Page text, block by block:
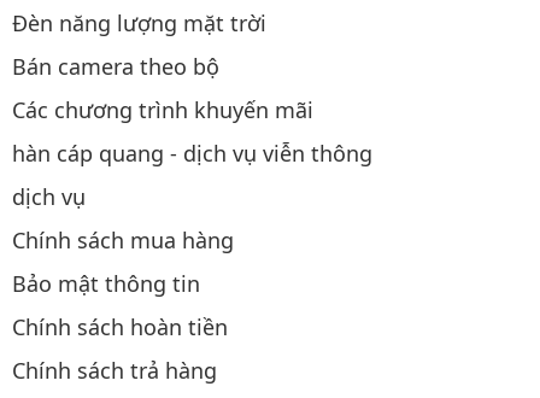
Đèn năng lượng mặt trời
Bán camera theo bộ
Các chương trình khuyến mãi
hàn cáp quang - dịch vụ viễn thông
dịch vụ
Chính sách mua hàng
Bảo mật thông tin
Chính sách hoàn tiền
Chính sách trả hàng